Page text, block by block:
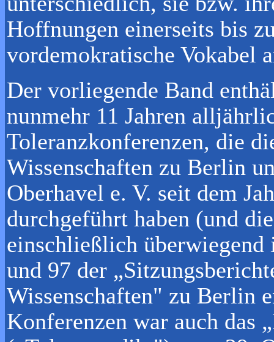
Hoffnungen einerseits bis
vordemokratische Vokabel
Der vorliegende Band
nunmehr 11 Jahren
Toleranzkonferenzen, die
Wissenschaften zu Berlin
Oberhavel e. V. seit dem
durchgeführt haben (und
einschließlich überwiegend
und 97 der
Wissenschaften" zu Berlin
Konferenzen war auch das